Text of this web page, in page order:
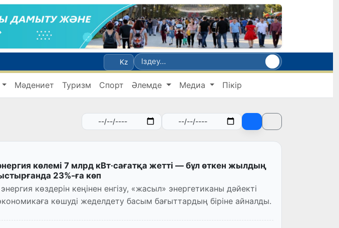
Kz
Мәдениет Туризм Спорт Әлемде Медиа Пікір
көлемі 7 млрд кВт·сағатқа жетті — бұл өткен жылдың
23%-ға көп
көздерін кеңінен енгізу, «жасыл» энергетиканы дәйекті
көшуді жеделдету басым бағыттардың біріне айналды.